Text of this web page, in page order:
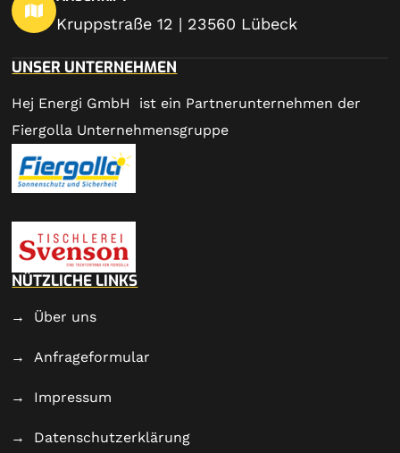
Kruppstraße 12 | 23560 Lübeck
UNSER UNTERNEHMEN
Hej Energi GmbH ist ein Partnerunternehmen der
Fiergolla Unternehmensgruppe
NÜTZLICHE LINKS
Über uns
Anfrageformular
Impressum
Datenschutzerklärung